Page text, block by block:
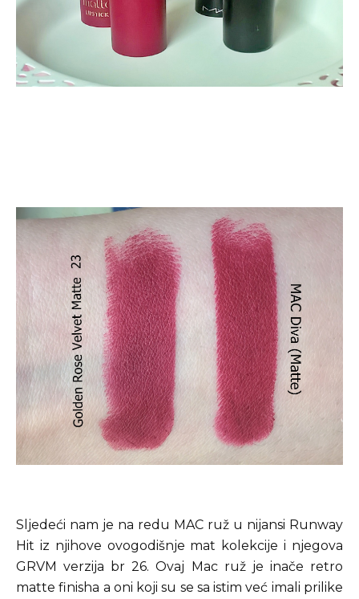
Sljedeći nam je na redu MAC ruž u nijansi Runway
Hit iz njihove ovogodišnje mat kolekcije i njegova
GRVM verzija br 26. Ovaj Mac ruž je inače retro
matte finisha a oni koji su se sa istim već imali prilike